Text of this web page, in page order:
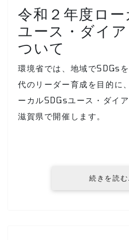
令和２年度ロ
ユース・ダイ
ついて
環境省では、地域でSDGs
代のリーダー育成を目的に
ーカルSDGsユース・ダイ
滋賀県で開催します。
続きを読